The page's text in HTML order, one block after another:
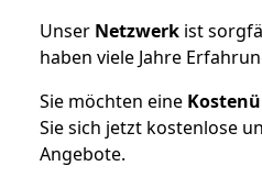
Unser Netzwerk ist
haben viele Jahre
Sie möchten eine
Sie sich jetzt kostenlose
Angebote.